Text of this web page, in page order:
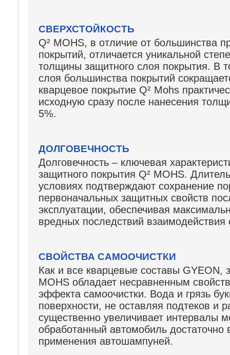
СВЕРХСТОЙКОСТЬ
Q² MOHS, в отличие от большинства
покрытий‎, отличается уникальной
толщины защитного слоя покрытия. В
слоя большинства покрытий
кварцевое ‎покрытие Q² Mohs
исходную сразу после нанесения
5%.‎
ДОЛГОВЕЧНОСТЬ
Долговечность – ключевая
защитного покрытия Q² MOHS.
условиях подтверждают сохранение
первоначальных защитных ‎свойств
эксплуатации, ‎обеспечивая
вредных последствий
СВОЙСТВА САМООЧИСТКИ
Как и все кварцевые составы GYEON,
MOHS обладает несравненным
эффекта самоочистки. Вода и грязь
поверхности, не оставляя подтеков и
существенно увеличивает ‎интервалы
обработанный автомобиль
применения автошампуней.